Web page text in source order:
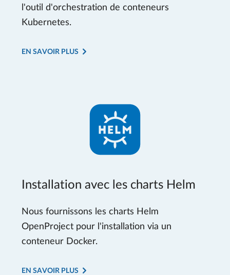
l'outil d'orchestration de conteneurs
Kubernetes.
EN SAVOIR PLUS
Installation avec les charts Helm
Nous fournissons les charts Helm
OpenProject pour l'installation via un
conteneur Docker.
EN SAVOIR PLUS